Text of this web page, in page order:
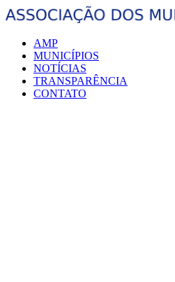
AMP
MUNICÍPIOS
NOTÍCIAS
TRANSPARÊNCIA
CONTATO